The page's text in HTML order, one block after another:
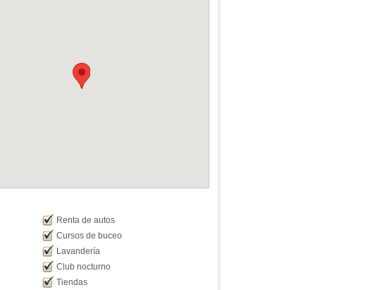
Renta de autos
Cursos de buceo
Lavandería
Club nocturno
Tiendas